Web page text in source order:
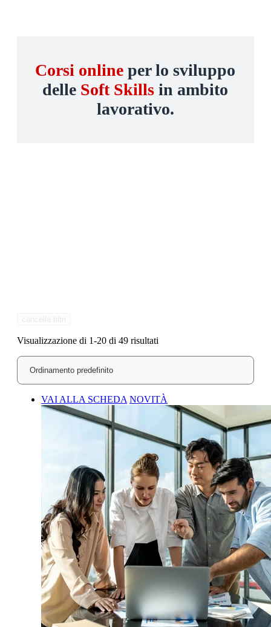
Corsi online per lo sviluppo
delle Soft Skills in ambito
lavorativo.
Visualizzazione di 1-20 di 49 risultati
VAI ALLA SCHEDA NOVITÀ